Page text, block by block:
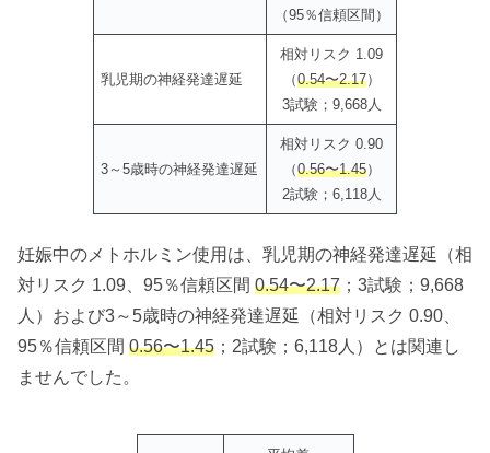
（95％信頼区間）
乳児期の神経発達遅延
相対リスク 1.09
（0.54〜2.17）
3試験；9,668人
3～5歳時の神経発達遅延
相対リスク 0.90
（0.56〜1.45）
2試験；6,118人
妊娠中のメトホルミン使用は、乳児期の神経発達遅延（相
対リスク 1.09、95％信頼区間 0.54〜2.17 ；3試験；9,668
人）および3～5歳時の神経発達遅延（相対リスク 0.90、
95％信頼区間 0.56〜1.45 ；2試験；6,118人）とは関連し
ませんでした。